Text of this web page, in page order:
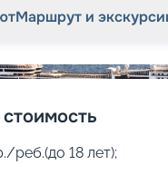
Маршрут и
реб.(до 18 лет);